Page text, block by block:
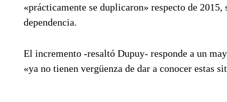
«prácticamente se duplicaron» respecto de
dependencia.
El incremento -resaltó Dupuy- responde a un
«ya no tienen vergüenza de dar a conocer estas